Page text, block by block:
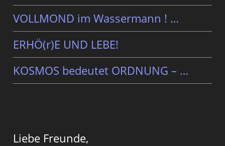
VOLLMOND im Wassermann ! …
ERHÖ(r)E UND LEBE!
KOSMOS bedeutet ORDNUNG – …
Liebe Freunde,